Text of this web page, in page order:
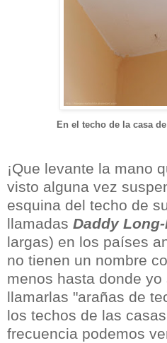
En el techo de la casa
¡Que levante la mano
visto alguna vez
esquina del techo de
llamadas Daddy
largas) en los países
no tienen un nombre
menos hasta donde
llamarlas "arañas de
los techos de las
frecuencia podemos